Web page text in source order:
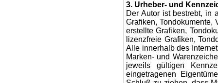
3. Urheber- und
Der Autor ist bestrebt, in
Grafiken, Tondokumente,
erstellte Grafiken,
lizenzfreie Grafiken,
Alle innerhalb des
Marken- und
jeweils gültigen
eingetragenen